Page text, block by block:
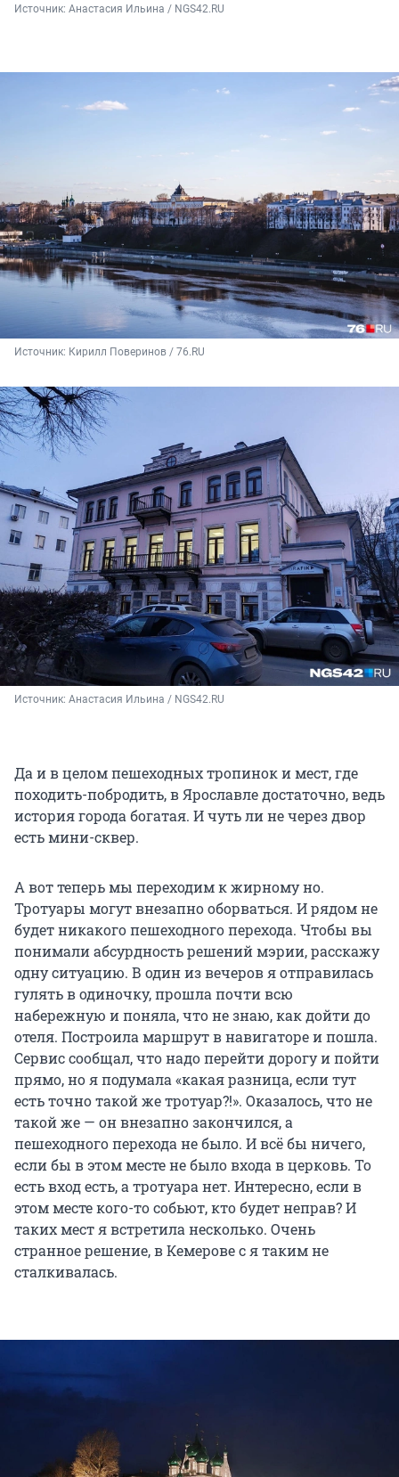
Источник: Анастасия Ильина / NGS42.RU
Источник: Кирилл Поверинов / 76.RU
Источник: Анастасия Ильина / NGS42.RU
Да и в целом пешеходных тропинок и мест, где
походить-побродить, в Ярославле достаточно, ведь
история города богатая. И чуть ли не через двор
есть мини-сквер.
А вот теперь мы переходим к жирному но.
Тротуары могут внезапно оборваться. И рядом не
будет никакого пешеходного перехода. Чтобы вы
понимали абсурдность решений мэрии, расскажу
одну ситуацию. В один из вечеров я отправилась
гулять в одиночку, прошла почти всю
набережную и поняла, что не знаю, как дойти до
отеля. Построила маршрут в навигаторе и пошла.
Сервис сообщал, что надо перейти дорогу и пойти
прямо, но я подумала «какая разница, если тут
есть точно такой же тротуар?!». Оказалось, что не
такой же — он внезапно закончился, а
пешеходного перехода не было. И всё бы ничего,
если бы в этом месте не было входа в церковь. То
есть вход есть, а тротуара нет. Интересно, если в
этом месте кого-то собьют, кто будет неправ? И
таких мест я встретила несколько. Очень
странное решение, в Кемерове с я таким не
сталкивалась.